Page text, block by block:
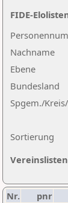
Nachname
Ebene
Sortierung
Bundesland
Spgem./
FIDE-
Nr. pnr